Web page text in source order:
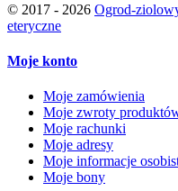
© 2017 - 2026 Ogrod-
eteryczne
Moje konto
Moje zamówienia
Moje zwroty
Moje rachunki
Moje adresy
Moje informacje
Moje bony